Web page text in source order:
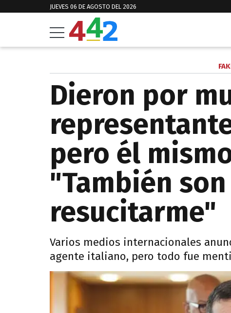
JUEVES 06 DE AGOSTO DEL 2026
Dieron por
pero él
"También
resucitarme"
Varios medios internacionales
agente italiano, pero todo fue